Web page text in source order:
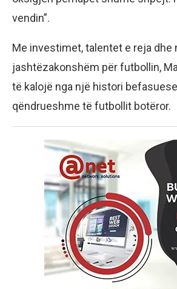
vendin”.
Me investimet, talentet e reja dhe
jashtëzakonshëm për futbollin,
të kalojë nga një histori
qëndrueshme të futbollit botëror.